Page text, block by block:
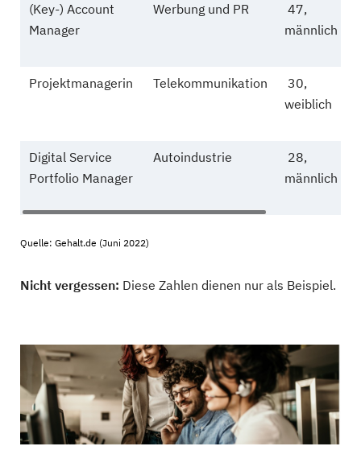
(Key-) Account
Manager
Werbung und PR
47,
männlich
Projektmanagerin Telekommunikation
30,
weiblich
Digital Service
Portfolio Manager
Autoindustrie
28,
männlich
Quelle: Gehalt.de (Juni 2022)
Nicht vergessen: Diese Zahlen dienen nur als Beispiel.